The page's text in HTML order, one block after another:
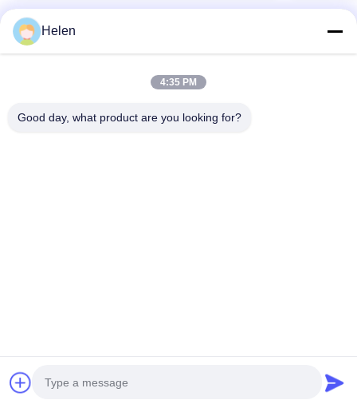
Ms. Alina Deng
display@hologram3ddisplay.com
Helen
4:35 PM
Good day, what product are you looking for?